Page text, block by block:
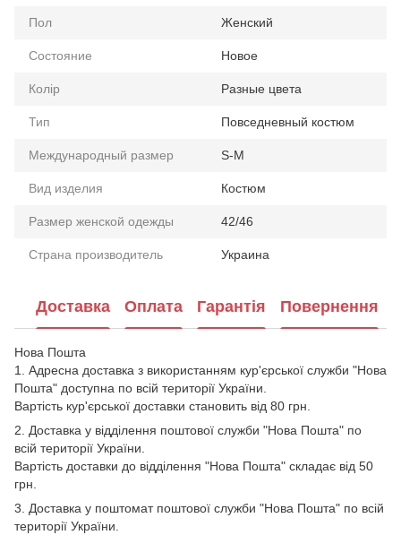
Пол Женский
Состояние Новое
Колір Разные цвета
Тип Повседневный костюм
Международный размер S-M
Вид изделия Костюм
Размер женской одежды 42/46
Страна производитель Украина
Доставка Оплата Гарантія Повернення
Нова Пошта
1. Адресна доставка з використанням кур'єрської служби "Нова
Пошта" доступна по всій території України.
Вартість кур'єрської доставки становить від 80 грн.
2. Доставка у відділення поштової служби "Нова Пошта" по
всій території України.
Вартість доставки до відділення "Нова Пошта" складає від 50
грн.
3. Доставка у поштомат поштової служби "Нова Пошта" по всій
території України.